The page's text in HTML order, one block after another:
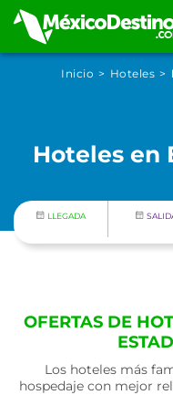
Inicio Hoteles
Hoteles en
LLEGADA
OFERTAS DE
Los hoteles más
hospedaje con mejor